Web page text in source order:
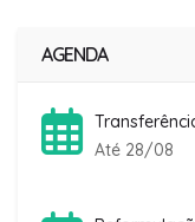
AGENDA
Até 28/08